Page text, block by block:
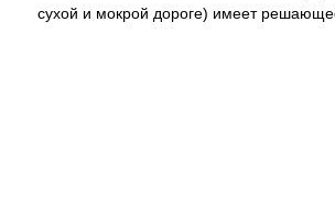
сухой и мокрой дороге) имеет